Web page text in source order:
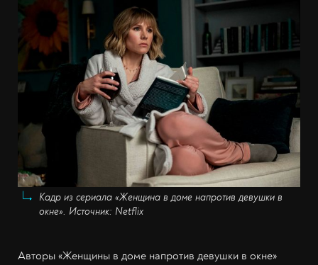
Кадр из сериала «Женщина в доме напротив девушки в
окне». Источник: Netflix
Авторы «Женщины в доме напротив девушки в окне»